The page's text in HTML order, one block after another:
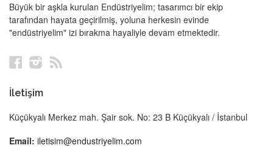
Büyük bir aşkla kurulan Endüstriyelim; tasarımcı bir ekip
tarafından hayata geçirilmiş, yoluna herkesin evinde
"endüstriyelim" izi bırakma hayaliyle devam etmektedir.
FacebookInstagram
İletişim
Küçükyalı Merkez mah. Şair sok. No: 23 B Küçükyalı / İstanbul
Email: iletisim@endustriyelim.com